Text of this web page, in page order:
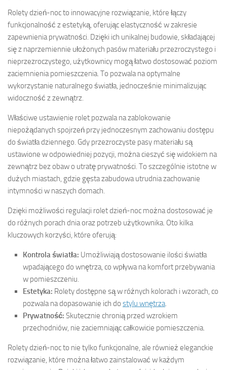
Rolety dzień-noc to innowacyjne rozwiązanie, które łączy
funkcjonalność z estetyką, oferując elastyczność w zakresie
zapewnienia prywatności. Dzięki ich unikalnej budowie, składającej
się z naprzemiennie ułożonych pasów materiału przezroczystego i
nieprzezroczystego, użytkownicy mogą łatwo dostosować poziom
zaciemnienia pomieszczenia. To pozwala na optymalne
wykorzystanie naturalnego światła, jednocześnie minimalizując
widoczność z zewnątrz.
Właściwe ustawienie rolet pozwala na zablokowanie
niepożądanych spojrzeń przy jednoczesnym zachowaniu dostępu
do światła dziennego. Gdy przezroczyste pasy materiału są
ustawione w odpowiedniej pozycji, można cieszyć się widokiem na
zewnątrz bez obaw o utratę prywatności. To szczególnie istotne w
dużych miastach, gdzie gęsta zabudowa utrudnia zachowanie
intymności w naszych domach.
Dzięki możliwości regulacji rolet dzień-noc można dostosować je
do różnych porach dnia oraz potrzeb użytkownika. Oto kilka
kluczowych korzyści, które oferują:
Kontrola światła: Umożliwiają dostosowanie ilości światła
wpadającego do wnętrza, co wpływa na komfort przebywania
w pomieszczeniu.
Estetyka: Rolety dostępne są w różnych kolorach i wzorach, co
pozwala na dopasowanie ich do stylu wnętrza.
Prywatność: Skutecznie chronią przed wzrokiem
przechodniów, nie zaciemniając całkowicie pomieszczenia.
Rolety dzień-noc to nie tylko funkcjonalne, ale również eleganckie
rozwiązanie, które można łatwo zainstalować w każdym